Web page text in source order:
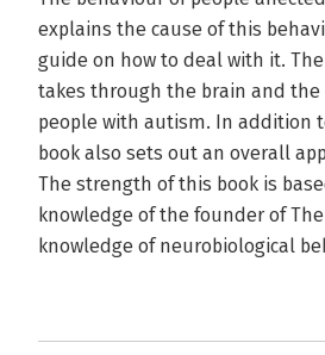
explains the cause of this
guide on how to deal with it.
takes through the brain and
people with autism. In addition
book also sets out an overall
The strength of this book is
knowledge of the founder of
knowledge of neurobiological